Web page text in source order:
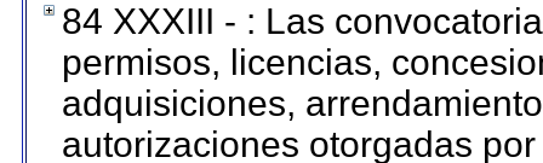
84 XXXIII - : Las
permisos, licencias,
adquisiciones,
autorizaciones otorgadas